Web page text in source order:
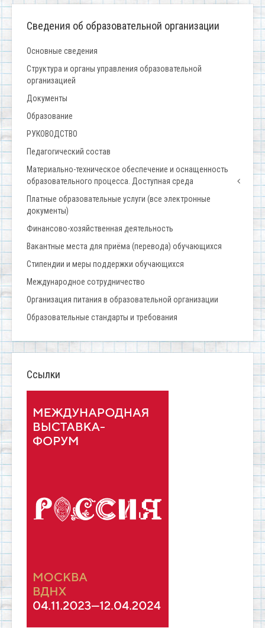
Сведения об образовательной организации
Основные сведения
Структура и органы управления образовательной
организацией
Документы
Образование
РУКОВОДСТВО
Педагогический состав
Материально-техническое обеспечение и оснащенность
образовательного процесса. Доступная среда
Платные образовательные услуги (все электронные
документы)
Финансово-хозяйственная деятельность
Вакантные места для приёма (перевода) обучающихся
Стипендии и меры поддержки обучающихся
Международное сотрудничество
Организация питания в образовательной организации
Образовательные стандарты и требования
Ссылки